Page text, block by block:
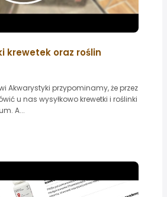
krewetek oraz roślin
Akwarystyki przypominamy, że przez
u nas wysyłkowo krewetki i roślinki
A...